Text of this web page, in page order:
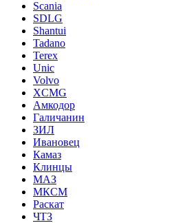
Scania
SDLG
Shantui
Tadano
Terex
Unic
Volvo
XCMG
Амкодор
Галичанин
ЗИЛ
Ивановец
Камаз
Клинцы
МАЗ
МКСМ
Раскат
ЧТЗ